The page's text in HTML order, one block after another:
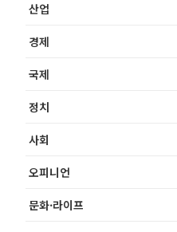
산업
경제
국제
정치
사회
오피니언
문화·라이프